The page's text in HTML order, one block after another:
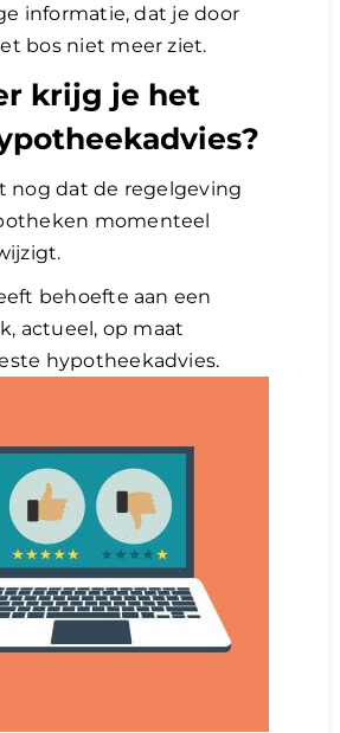
informatie, dat je door
bos niet meer ziet.
krijg je het
nog dat de regelgeving
momenteel
behoefte aan een
actueel, op maat
hypotheekadvies.